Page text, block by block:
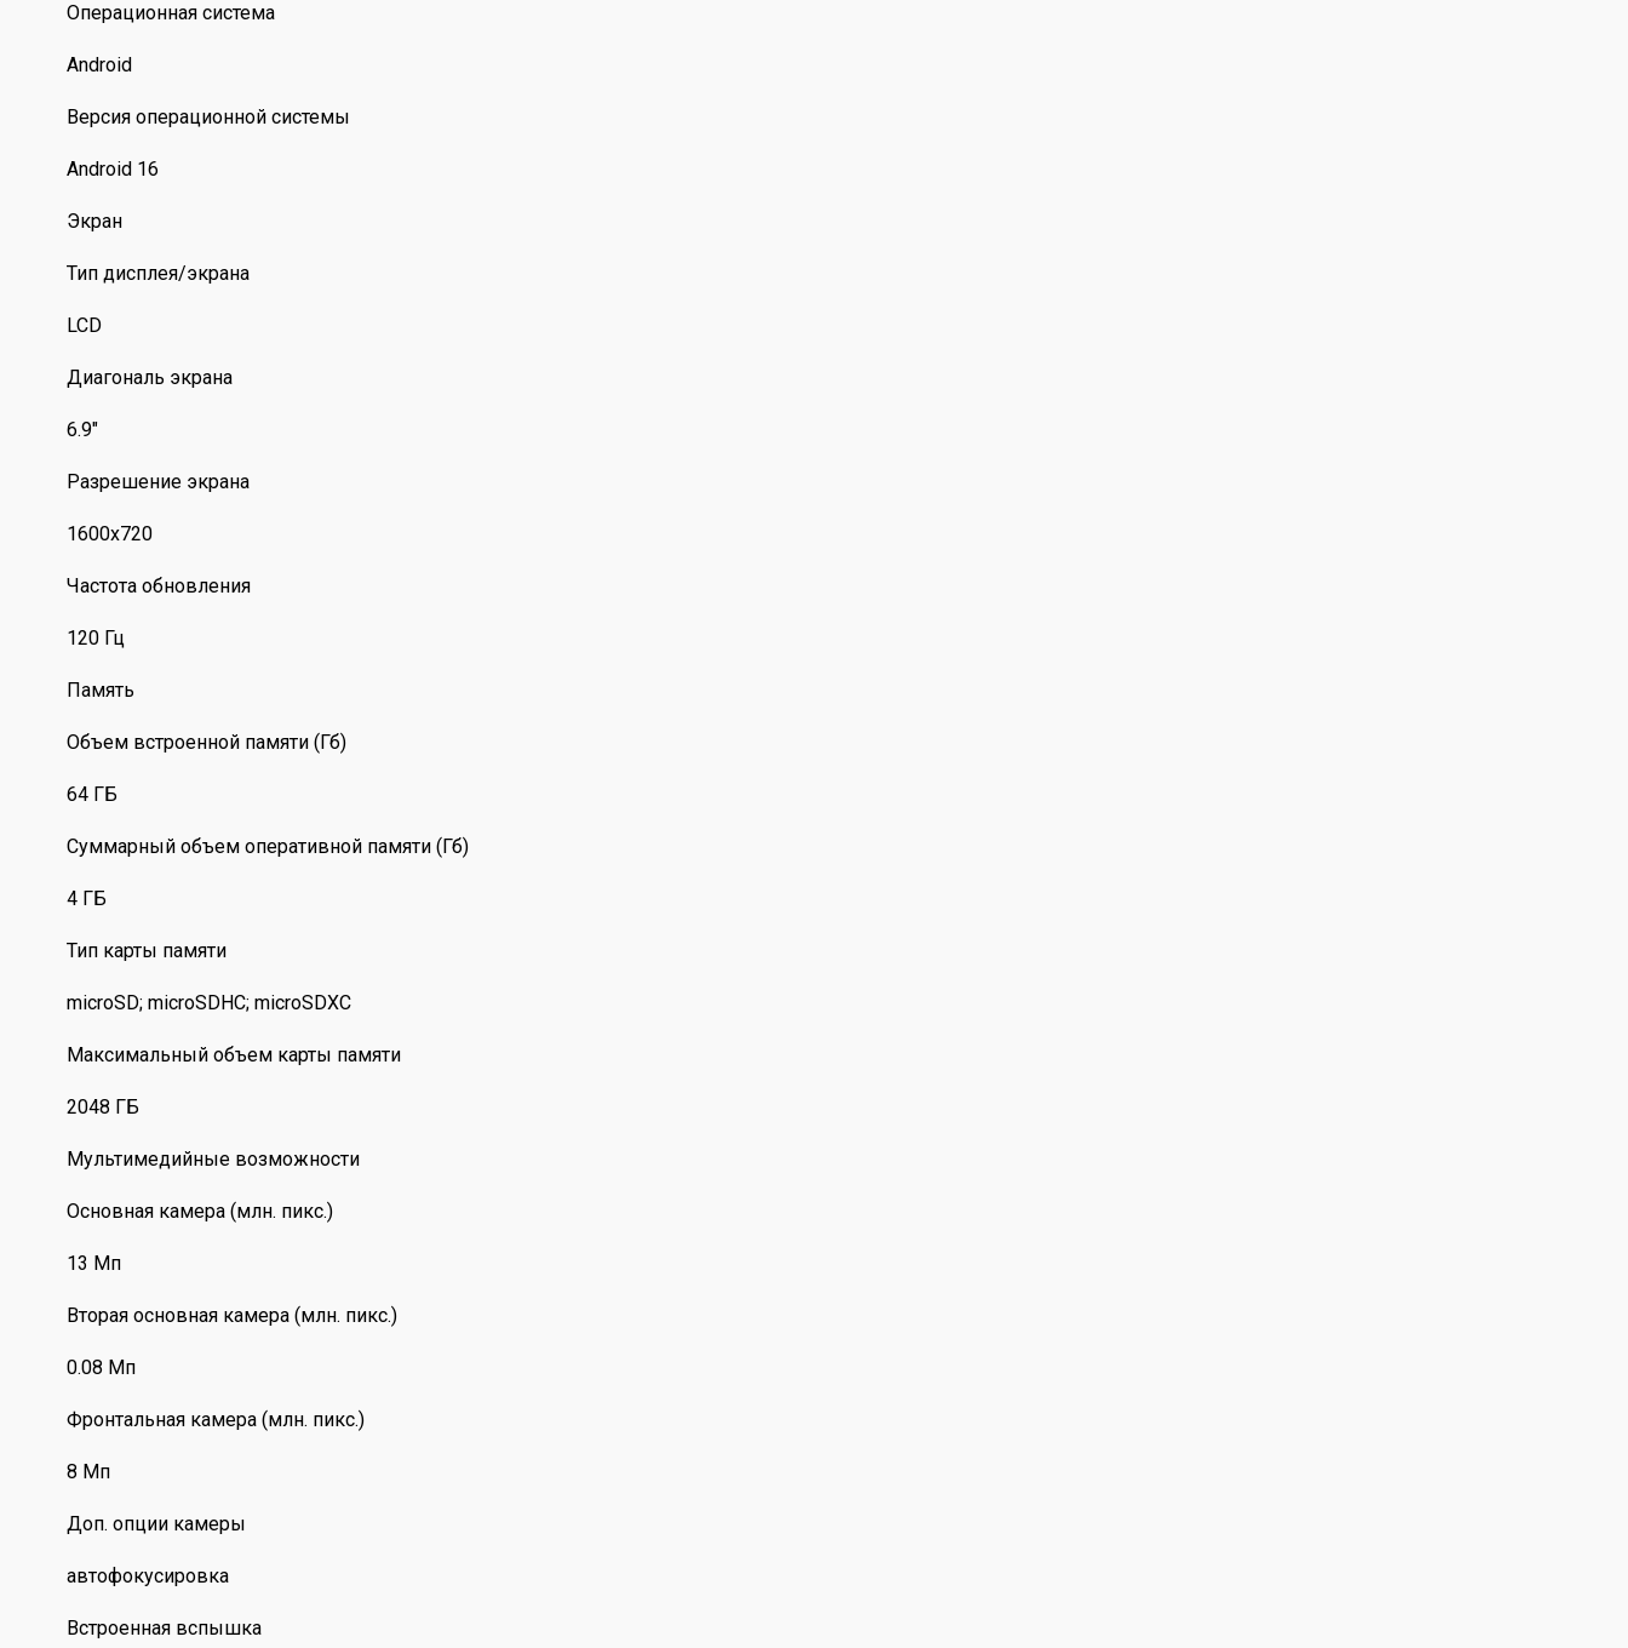
Операционная система
Android
Версия операционной системы
Android 16
Экран
Тип дисплея/экрана
LCD
Диагональ экрана
6.9"
Разрешение экрана
1600х720
Частота обновления
120 Гц
Память
Объем встроенной памяти (Гб)
64 ГБ
Суммарный объем оперативной памяти (Гб)
4 ГБ
Тип карты памяти
microSD; microSDHC; microSDXC
Максимальный объем карты памяти
2048 ГБ
Мультимедийные возможности
Основная камера (млн. пикс.)
13 Мп
Вторая основная камера (млн. пикс.)
0.08 Мп
Фронтальная камера (млн. пикс.)
8 Мп
Доп. опции камеры
автофокусировка
Встроенная вспышка